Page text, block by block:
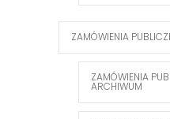
ZAMÓWIENIA
ZAMÓWIENIA
ARCHIWUM